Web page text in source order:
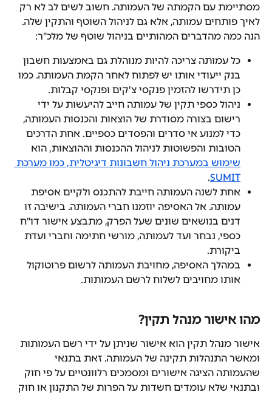
מסתיימת עם הקמתה של העמותה. חשוב לשים לב לא רק
לאיך פותחים עמותה, אלא גם לניהול השוטף והתקין שלה.
הנה כמה מהדברים המהותיים בניהול שוטף של מלכ"ר:
כל עמותה צריכה להיות מנוהלת גם באמצעות חשבון
בנק ייעודי אותו יש לפתוח לאחר הקמת העמותה. כמו
כן תידרשו להזמין פנקסי צ'קים ופנקסי קבלות.
ניהול כספי תקין של עמותה חייב להיעשות על ידי
רישום בצורה מסודרת של הוצאות והכנסות העמותה,
כדי למנוע אי סדרים והפסדים כספיים. אחת הדרכים
הטובות והפשוטות לניהול ההכנסות וההוצאות, הוא
שימוש במערכת ניהול חשבונות דיגיטלית, כמו מערכת
SUMIT
.
אחת לשנה העמותה חייבת להתכנס ולקיים אסיפת
עמותה. אל האסיפה יוזמנו חברי העמותה. בישיבה זו
דנים בנושאים שונים שעל הפרק, מתבצע אישור דו"ח
כספי, נבחר ועד לעמותה, מורשי חתימה וחברי ועדת
ביקורת.
במהלך האסיפה, מחויבת העמותה לרשום פרוטוקול
אותו מחויבים לשלוח לרשם העמותות.
מהו אישור מנהל תקין?
אישור מנהל תקין הוא אישור שניתן על ידי רשם העמותות
ומאשר התנהלות תקינה של העמותה. זאת בתנאי
שהעמותה הציגה אישורים ומסמכים רלוונטיים על פי חוק
ובתנאי שלא עומדים חשדות על הפרות של התקנון או חוק